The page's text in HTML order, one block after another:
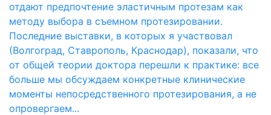
отдают предпочтение эластичным протезам как
методу выбора в съемном протезировании.
Последние выставки, в которых я участвовал
(Волгоград, Ставрополь, Краснодар), показали, что
от общей теории доктора перешли к практике: все
больше мы обсуждаем конкретные клинические
моменты непосредственного протезирования, а не
опровергаем...